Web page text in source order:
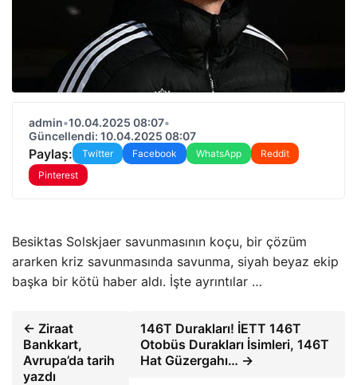
admin•10.04.2025 08:07•
Güncellendi: 10.04.2025 08:07
Paylaş: Twitter Facebook WhatsApp
Reddit
Pinterest
Besiktas Solskjaer savunmasının koçu, bir çözüm
ararken kriz savunmasında savunma, siyah beyaz ekip
başka bir kötü haber aldı. İşte ayrıntılar …
← Ziraat
Bankkart,
Avrupa’da tarih
yazdı
146T Durakları! İETT 146T
Otobüs Durakları İsimleri, 146T
Hat Güzergahı… →